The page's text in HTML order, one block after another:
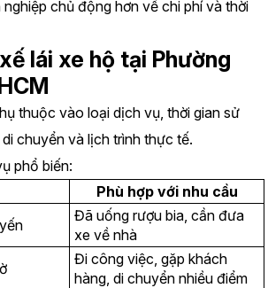
chủ động hơn về chi phí và thời
lái xe hộ tại Phường
thuộc vào loại dịch vụ, thời gian sử
chuyển và lịch trình thực tế.
phổ biến:
Phù hợp với nhu cầu
Đã uống rượu bia, cần đưa
xe về nhà
Đi công việc, gặp khách
hàng, di chuyển nhiều điểm